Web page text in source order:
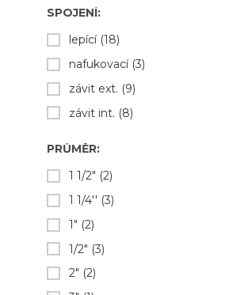
SPOJENÍ:
lepící (18)
nafukovací (3)
závit ext. (9)
závit int. (8)
PRŮMĚR:
1 1/2" (2)
1 1/4'' (3)
1" (2)
1/2" (3)
2" (2)